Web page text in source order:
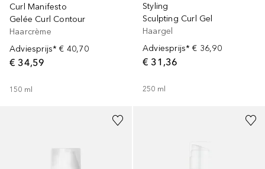
Curl Manifesto
Gelée Curl Contour
Haarcrème
Adviesprijs* € 40,70
€ 34,59
150 ml
Styling
Sculpting Curl Gel
Haargel
Adviesprijs* € 36,90
€ 31,36
250 ml